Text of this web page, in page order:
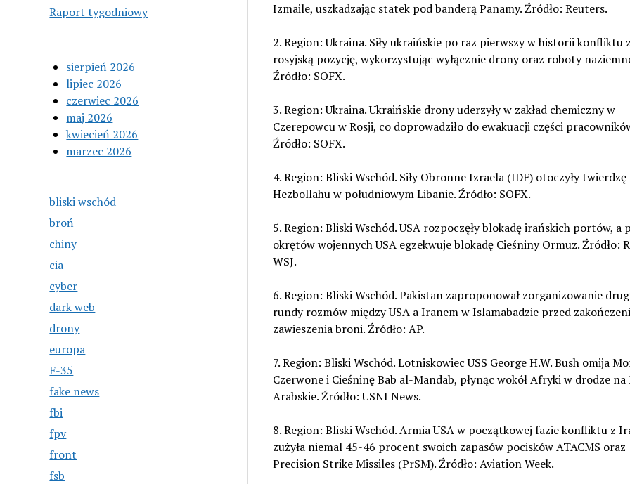
Raport tygodniowy
sierpień 2026
lipiec 2026
czerwiec 2026
maj 2026
kwiecień 2026
marzec 2026
bliski wschód
broń
chiny
cia
cyber
dark web
drony
europa
F-35
fake news
fbi
fpv
front
fsb
Izmaile, uszkadzając statek pod banderą Panamy. Źródło: Reuters.
2. Region: Ukraina. Siły ukraińskie po raz pierwszy w historii konfliktu
rosyjską pozycję, wykorzystując wyłącznie drony oraz roboty
Źródło: SOFX.
3. Region: Ukraina. Ukraińskie drony uderzyły w zakład chemiczny w
Czerepowcu w Rosji, co doprowadziło do ewakuacji części
Źródło: SOFX.
4. Region: Bliski Wschód. Siły Obronne Izraela (IDF) otoczyły twierdzę
Hezbollahu w południowym Libanie. Źródło: SOFX.
5. Region: Bliski Wschód. USA rozpoczęły blokadę irańskich portów, a
okrętów wojennych USA egzekwuje blokadę Cieśniny Ormuz. Źródło:
WSJ.
6. Region: Bliski Wschód. Pakistan zaproponował zorganizowanie
rundy rozmów między USA a Iranem w Islamabadzie przed
zawieszenia broni. Źródło: AP.
7. Region: Bliski Wschód. Lotniskowiec USS George H.W. Bush omija
Czerwone i Cieśninę Bab al-Mandab, płynąc wokół Afryki w drodze na
Arabskie. Źródło: USNI News.
8. Region: Bliski Wschód. Armia USA w początkowej fazie konfliktu z
zużyła niemal 45-46 procent swoich zapasów pocisków ATACMS oraz
Precision Strike Missiles (PrSM). Źródło: Aviation Week.